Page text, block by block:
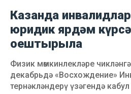
Казанда
юридик ярдәм
оештырыла
Физик мөмкинлекләре
декабрьдә «Восхождение»
тернәкләндерү үзәгендә кабул